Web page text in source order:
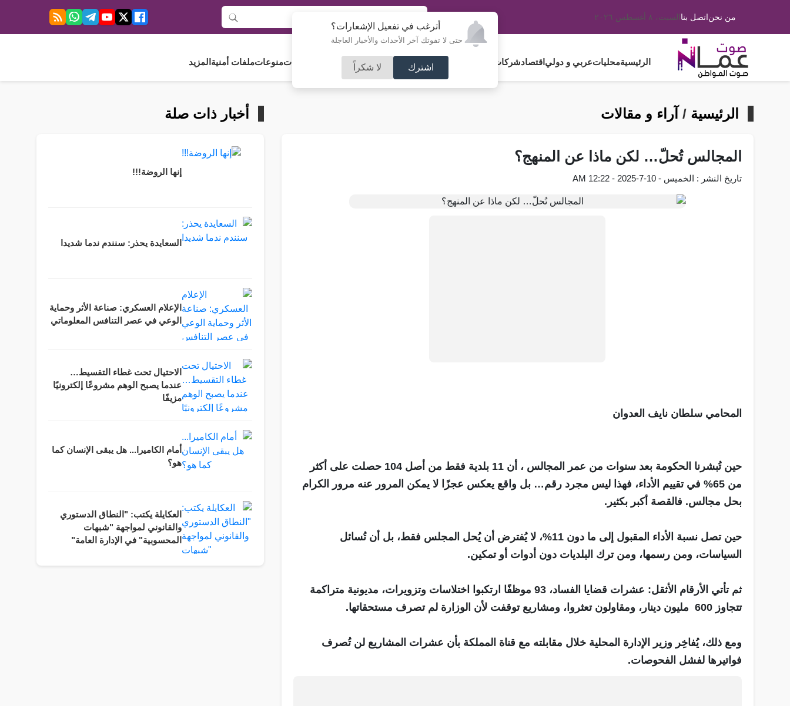
أترغب في تفعيل الإشعارات؟
حتى لا تفوتك آخر الأحداث والأخبار العاجلة
اشترك لا شكراً
من نحناتصل بناالسبت، ٨ أغسطس ٢٠٢٦
الرئيسيةمحلياتعربي و دولي اقتصادشركات و استثمار فلسطين مجلس الأمةرياضة آراء و مقالات جامعاتمنوعاتملفات أمنية المزيد
الرئيسية / آراء و مقالات
المجالس تُحلّ… لكن ماذا عن المنهج؟
تاريخ النشر : الخميس - 10-7-2025 - 12:22 AM
المحامي سلطان نايف العدوان
حين تُبشرنا الحكومة بعد سنوات من عمر المجالس ، أن 11 بلدية فقط من أصل 104 حصلت على أكثر
من 65% في تقييم الأداء، فهذا ليس مجرد رقم… بل واقع يعكس عجزًا لا يمكن المرور عنه مرور الكرام
بحل مجالس. فالقصة أكبر بكثير.
حين تصل نسبة الأداء المقبول إلى ما دون 11%، لا يُفترض أن يُحل المجلس فقط، بل أن تُسائل
السياسات، ومن رسمها، ومن ترك البلديات دون أدوات أو تمكين.
ثم تأتي الأرقام الأثقل: عشرات قضايا الفساد، 93 موظفًا ارتكبوا اختلاسات وتزويرات، مديونية متراكمة
تتجاوز 600 مليون دينار، ومقاولون تعثروا، ومشاريع توقفت لأن الوزارة لم تصرف مستحقاتها.
ومع ذلك، يُفاخِر وزير الإدارة المحلية خلال مقابلته مع قناة المملكة بأن عشرات المشاريع لن تُصرف
فواتيرها لفشل الفحوصات.
أخبار ذات صلة
إنها الروضة!!!
السعايدة يحذر: سنندم ندما شديدا
الإعلام العسكري: صناعة الأثر وحماية
الوعي في عصر التنافس المعلوماتي
الاحتيال تحت غطاء التقسيط…
عندما يصبح الوهم مشروعًا إلكترونيًا
مزيفًا
أمام الكاميرا... هل يبقى الإنسان كما
هو؟
العكايلة يكتب: "النطاق الدستوري
والقانوني لمواجهة "شبهات
المحسوبية" في الإدارة العامة"